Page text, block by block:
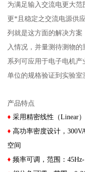
为满足输入交流电更大
更*且稳定之交流电源供
列就是这方面的解决方
入情况，并量测待测物
系列可应用于电子电机
单位的规格验证到实验室
产品特点
♦采用精密线性（Linear
♦高功率密度设计，
空间
♦频率可调，范围：